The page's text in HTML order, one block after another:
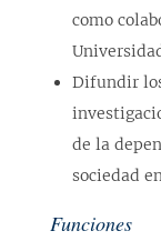
como
Difundir
de la
sociedad
Funciones